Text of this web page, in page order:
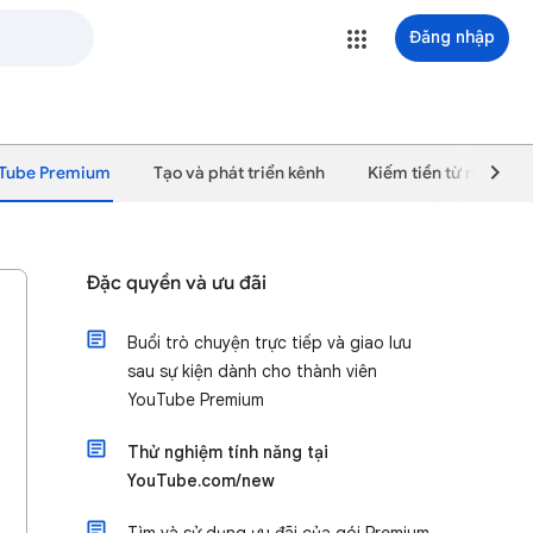
Đăng nhập
Premium Tạo và phát triển kênh Kiếm tiền từ nội
Đặc quyền và ưu đãi
Buổi trò chuyện trực tiếp và giao lưu
sau sự kiện dành cho thành viên
YouTube Premium
Thử nghiệm tính năng tại
YouTube.com/new